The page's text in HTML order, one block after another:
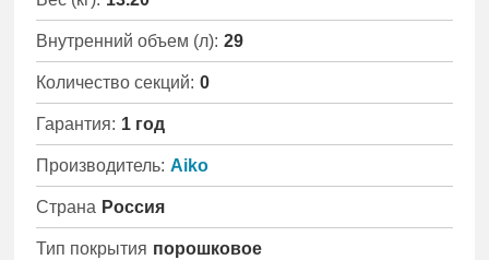
Внутренний объем (л): 29
Количество секций: 0
Гарантия: 1 год
Производитель: Aiko
Страна Россия
Тип покрытия порошковое